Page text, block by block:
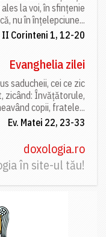
la voi, în sfințenie
nu în înțelepciune...
II Corinteni 1, 12-20
Evanghelia zilei
saducheii, cei ce zic
zicând: Învățătorule,
copii, fratele...
Ev. Matei 22, 23-33
doxologia.ro
în site-ul tău!